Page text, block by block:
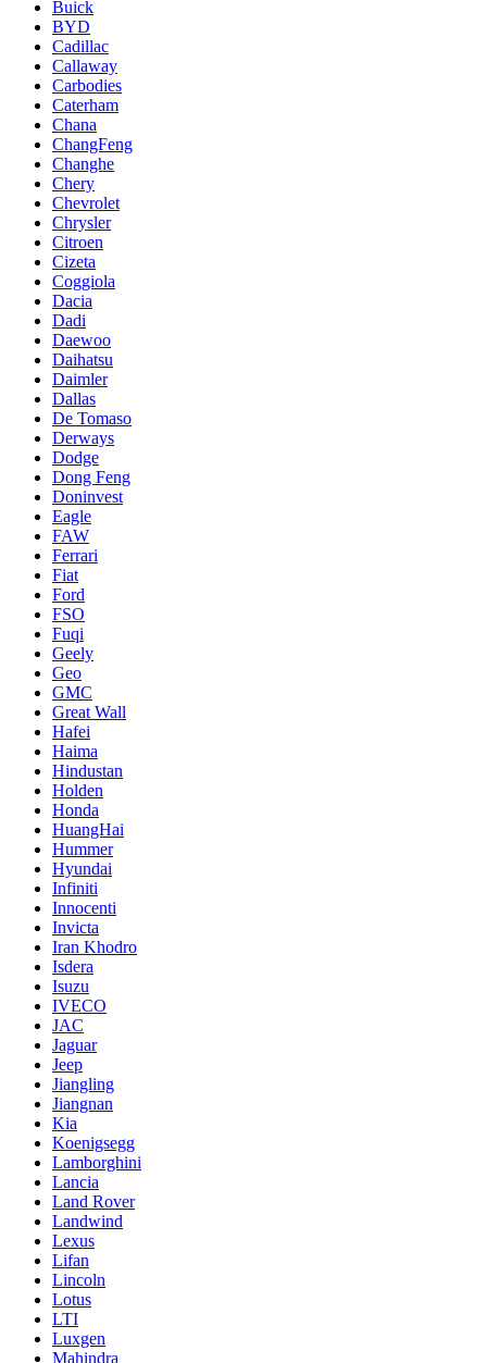
Buick
BYD
Cadillac
Callaway
Carbodies
Caterham
Chana
ChangFeng
Changhe
Chery
Chevrolet
Chrysler
Citroen
Cizeta
Coggiola
Dacia
Dadi
Daewoo
Daihatsu
Daimler
Dallas
De Tomaso
Derways
Dodge
Dong Feng
Doninvest
Eagle
FAW
Ferrari
Fiat
Ford
FSO
Fuqi
Geely
Geo
GMC
Great Wall
Hafei
Haima
Hindustan
Holden
Honda
HuangHai
Hummer
Hyundai
Infiniti
Innocenti
Invicta
Iran Khodro
Isdera
Isuzu
IVECO
JAC
Jaguar
Jeep
Jiangling
Jiangnan
Kia
Koenigsegg
Lamborghini
Lancia
Land Rover
Landwind
Lexus
Lifan
Lincoln
Lotus
LTI
Luxgen
Mahindra